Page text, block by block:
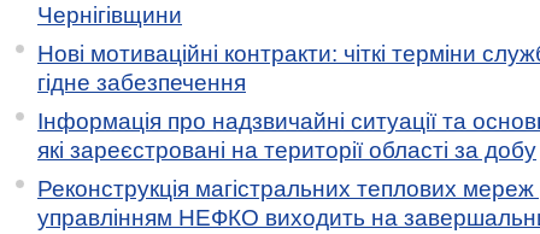
Чернігівщини
Нові мотиваційні контракти: чіткі терміни
гідне забезпечення
Інформація про надзвичайні ситуації та
які зареєстровані на території області за добу
Реконструкція магістральних теплових мереж
управлінням НЕФКО виходить на